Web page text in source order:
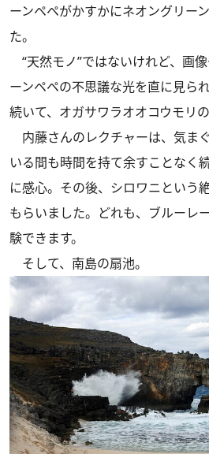
ーンペペがかすかにネオングリー
た。
“天然モノ”ではないけれど、画
ーンペペの不思議な光を直に見ら
続いて、オガサワラオオコウモリの
内藤さんのレクチャーは、気ま
いる間も時間を持て余すことなく
に感心。その後、シロワニという
もらいました。どれも、ブルーレ
験できます。
そして、南島の扇池。